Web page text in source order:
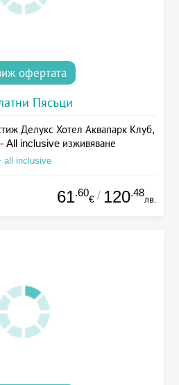
офертата
Пясъци
Делукс Хотел Аквапарк Клуб,
All inclusive изживяване
all inclusive
61.60
€ / 120.48
лв.